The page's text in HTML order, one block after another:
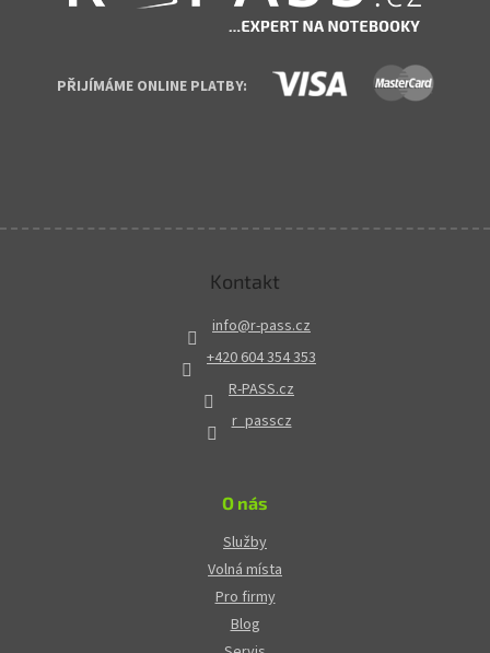
PŘIJÍMÁME ONLINE PLATBY:
Kontakt
info@r-pass.cz
+420 604 354 353
R-PASS.cz
r_passcz
O nás
Služby
Volná místa
Pro firmy
Blog